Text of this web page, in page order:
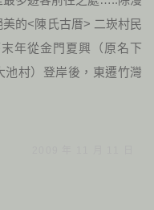
的<陳氏古厝> 二崁村民
年從金門夏興（原名下
村）登岸後，東遷竹灣